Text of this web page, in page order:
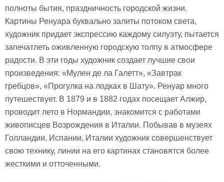
полноты бытия, праздничность городской жизни.
Картины Ренуара буквально залиты потоком света,
художник придает экспрессию каждому силуэту, пытается
запечатлеть оживленную городскую толпу в атмосфере
радости. В эти годы художник создает лучшие свои
произведения: «Мулен де ла Галетт», «Завтрак
гребцов», «Прогулка на лодках в Шату». Ренуар много
путешествует. В 1879 и в 1882 годах посещает Алжир,
проводит лето в Нормандии, знакомится с работами
живописцев Возрождения в Италии. Побывав в музеях
Голландии, Испании, Италии художник совершенствует
свою технику, линии на его картинах становятся более
жесткими и отточенными.